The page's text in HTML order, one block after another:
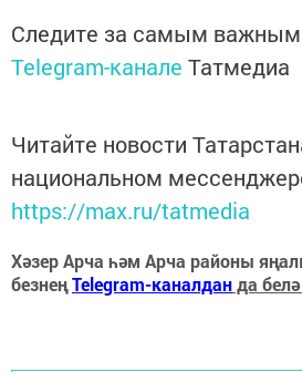
Следите за самым
Telegram-канале Татмедиа
Читайте новости
национальном
https://max.ru/tatmedia
Хәзер Арча һәм Арча районы
безнеңTelegram-каналданда